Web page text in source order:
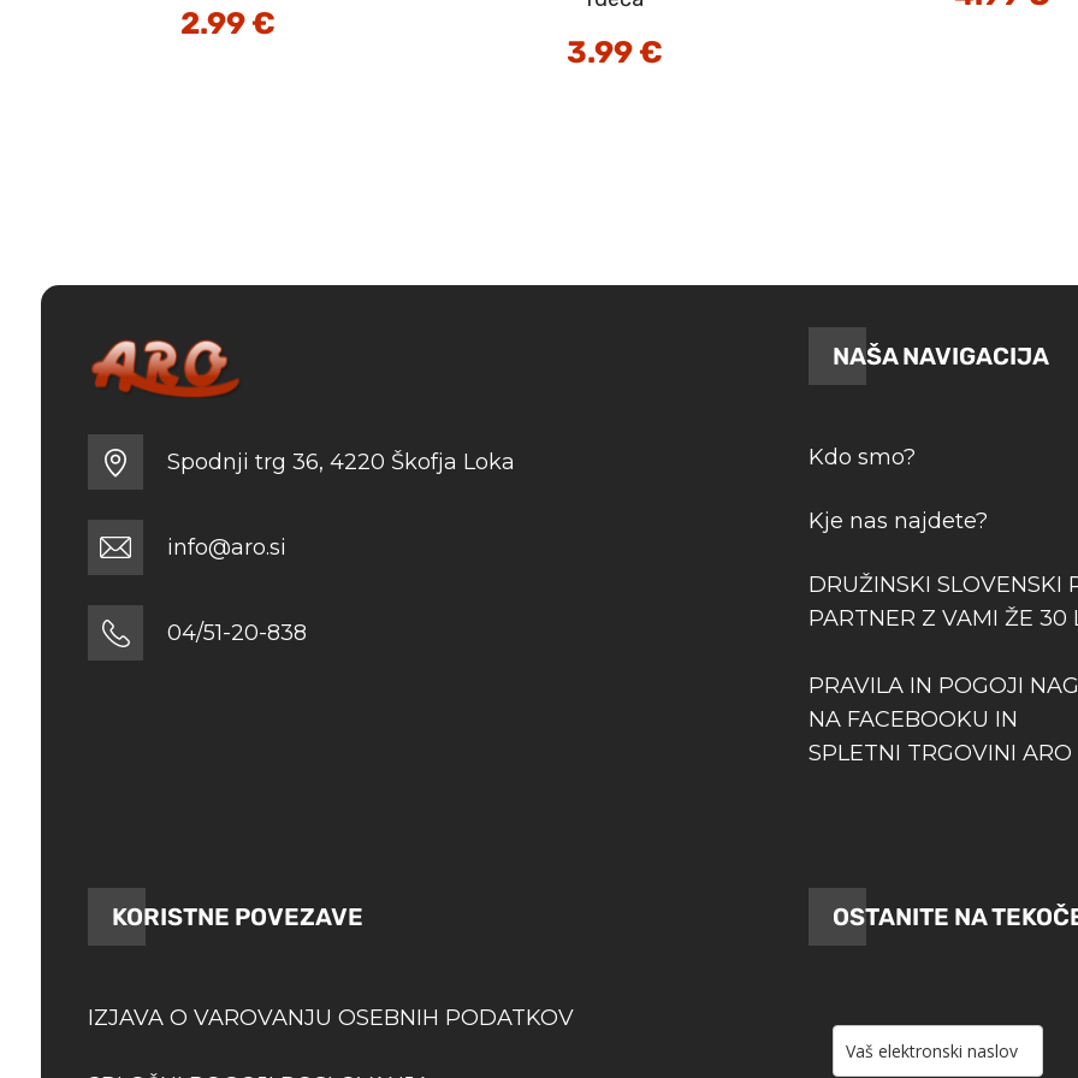
2.99€
3.99€
Spodnji trg 36, 4220 Škofja Loka
info@aro.si
04/51-20-838
NAŠA NAVIGACIJA
Kdo smo?
Kje nas najdete?
DRUŽINSKI SLOVENSKI
PARTNER Z VAMI ŽE 30
PRAVILA IN POGOJI
NA FACEBOOKU IN
SPLETNI TRGOVINI ARO
KORISTNE POVEZAVE
IZJAVA O VAROVANJU OSEBNIH PODATKOV
OSTANITE NA